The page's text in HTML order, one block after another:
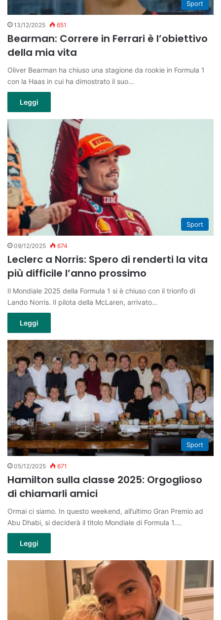
Sport
13/12/2025 651
Bearman: Correre in Ferrari è l’obiettivo
della mia vita
Oliver Bearman ha chiuso una stagione da rookie in Formula 1
con la Haas in cui ha dimostrato il suo…
Leggi
Sport
09/12/2025 674
Leclerc a Norris: Spero di renderti la vita
più difficile l’anno prossimo
Il Mondiale 2025 della Formula 1 si è chiuso con il trionfo di
Lando Norris. Il pilota della McLaren, arrivato…
Leggi
Sport
05/12/2025 671
Hamilton sulla classe 2025: Orgoglioso
di chiamarli amici
Ormai ci siamo. In questo weekend, all’ultimo Gran Premio ad
Abu Dhabi, si deciderà il titolo Mondiale di Formula 1.…
Leggi